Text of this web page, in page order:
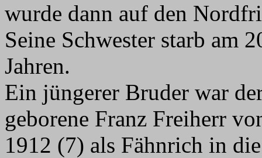
wurde dann auf den
Seine Schwester starb am
Jahren.
Ein jüngerer Bruder war
geborene Franz Freiherr
1912 (7) als Fähnrich in